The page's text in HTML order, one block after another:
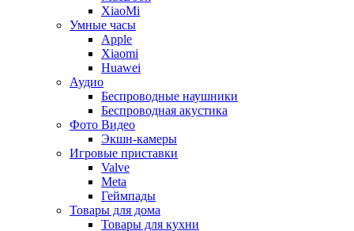
XiaoMi
Умные часы
Apple
Xiaomi
Huawei
Аудио
Беспроводные наушники
Беспроводная акустика
Фото Видео
Экшн-камеры
Игровые приставки
Valve
Meta
Геймпады
Товары для дома
Товары для кухни